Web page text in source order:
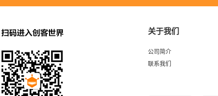
关于我们
公司简介
联系我们